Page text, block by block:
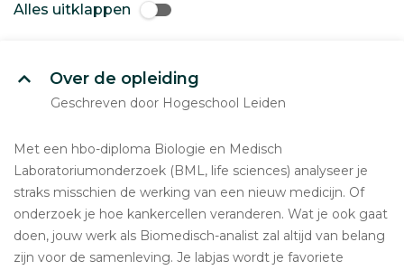
Alles uitklappen
Over de opleiding
Geschreven door Hogeschool Leiden
Met een hbo-diploma Biologie en Medisch
Laboratoriumonderzoek (BML, life sciences) analyseer je
straks misschien de werking van een nieuw medicijn. Of
onderzoek je hoe kankercellen veranderen. Wat je ook gaat
doen, jouw werk als Biomedisch-analist zal altijd van belang
zijn voor de samenleving. Je labjas wordt je favoriete